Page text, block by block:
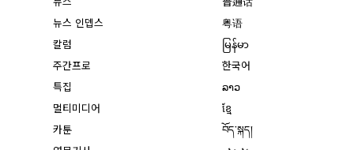
뉴스 인뎁스
칼럼
주간프로
특집
멀티미디어
카툰
粤语
မြန်မာ
한국어
ລາວ
ខ្មែ
བོད་སྐད།